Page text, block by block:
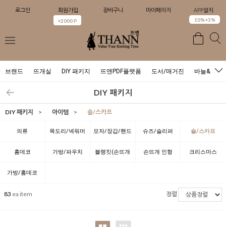
로그인 회원가입
+2000 P
장바구니 마이페이지 APP설치
10%+3%
브랜드 뜨개실 DIY 패키지 뜨앤PDF플랫폼 도서/매거진 바늘&도구
DIY 패키지
DIY 패키지 > 아이템 > 숄/스카프
의류 목도리/넥워머 모자/장갑/핸드
워머
슈즈/슬리퍼 숄/스카프
홈데코 가방/파우치 블랭킷(손뜨개 손뜨개 인형 크리스마스
가방/홈데코
83 ea item 정렬